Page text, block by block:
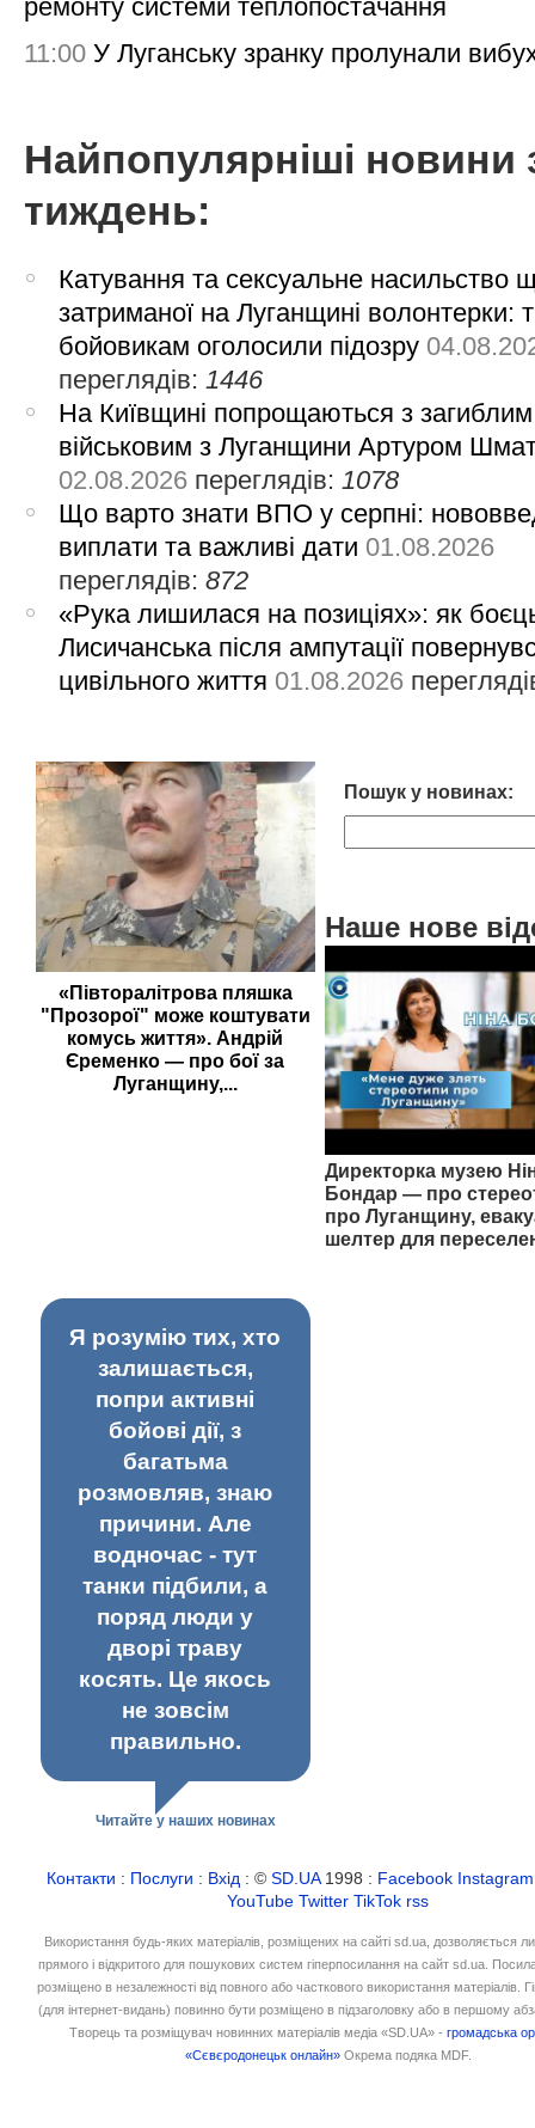
ремонту системи теплопостачання
11:00 У Луганську зранку пролунали
Найпопулярніші новини
тиждень:
Катування та сексуальне насильство
затриманої на Луганщині волонтерки:
бойовикам оголосили підозру
переглядів:1446
На Київщині попрощаються з загиблим
військовим з Луганщини Артуром
02.08.2026 переглядів:1078
Що варто знати ВПО у серпні:
виплати та важливі дати 01.08.2026
переглядів:872
«Рука лишилася на позиціях»: як
Лисичанська після ампутації
цивільного життя 01.08.2026
«Півторалітрова пляшка
"Прозорої" може коштувати
комусь життя». Андрій
Єременко — про бої за
Луганщину,...
Пошук у новинах:
Наше нове
Директорка музею
Бондар — про
про Луганщину,
шелтер для
Я розумію тих, хто
залишається,
попри активні
бойові дії, з
багатьма
розмовляв, знаю
причини. Але
водночас - тут
танки підбили, а
поряд люди у
дворі траву
косять. Це якось
не зовсім
правильно.
Читайте у наших новинах
Контакти : Послуги : Вхід : ©SD.UA1998 : Facebook Instagram
YouTube Twitter TikTok rss
Використання будь-яких матеріалів, розміщених на сайті sd.ua, дозволяється
прямого і відкритого для пошукових систем гіперпосилання на сайт sd.ua.
розміщено в незалежності від повного або часткового використання матеріалів.
(для інтернет-видань) повинно бути розміщено в підзаголовку або в першому
Творець та розміщувач новинних матеріалів медіа «SD.UA» -громадська
«Сєвєродонецьк онлайн» Окрема подяка MDF.